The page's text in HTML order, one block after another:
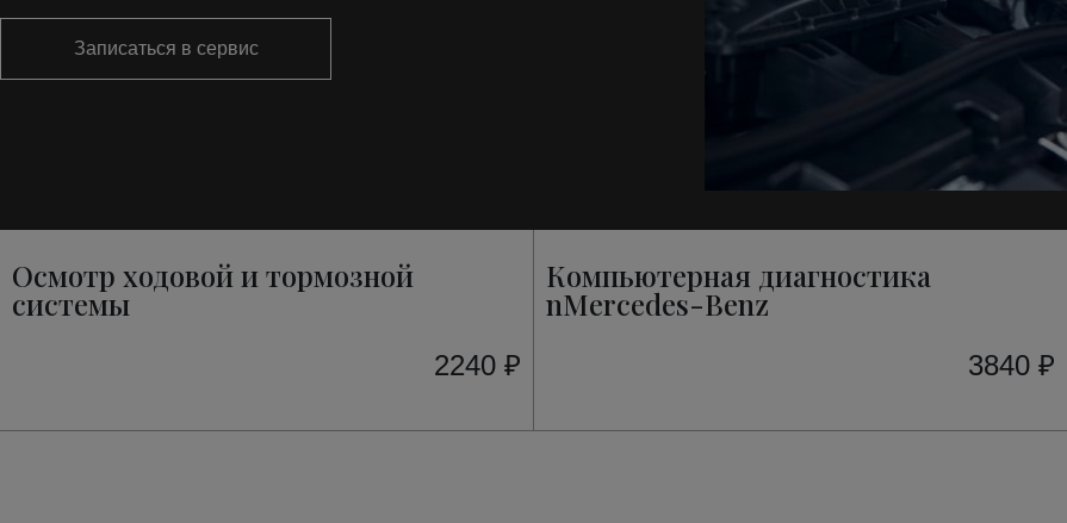
Записаться в сервис
Осмотр ходовой и тормозной
системы
2240 ₽
Компьютерная диагностика
nMercedes-Benz
3840 ₽